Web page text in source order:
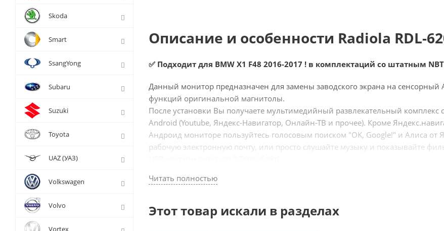
Описание и особенности Radiola RDL-
✅ Подходит для BMW X1 F48 2016-2017 ! в комплектаций со штатным
Данный монитор предназначен для замены заводского экрана на
функций оригинальной магнитолы.
После установки Вы получаете мультимедийный развлекательный
Android (Youtube, Яндекс-Навигатор, Онлайн-ТВ и прочее). Кроме
Андроид мониторе пользуйтесь голосовым поиском "OK, Google!" и Алиса от
рабочую электронную почту, или просто слушайте музыку и показывайте
Подключение происходит к штатным разъемам автомобиля (Pin to Pin).
Штатные функции оригинальной системы автомобиля сохраняются.
Читать полностью
Этот товар искали в разделах
Skoda
Smart
SsangYong
Subaru
Suzuki
Toyota
UAZ (УАЗ)
Volkswagen
Volvo
Vortex